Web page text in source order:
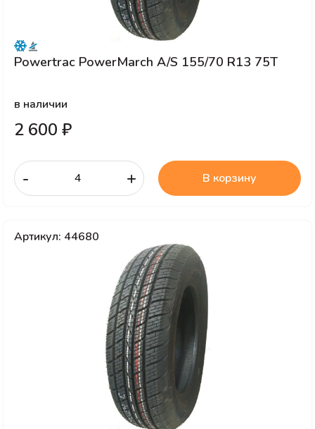
Powertrac PowerMarch A/S 155/70 R13 75T
в наличии
2 600 ₽
- + В корзину
Артикул: 44680